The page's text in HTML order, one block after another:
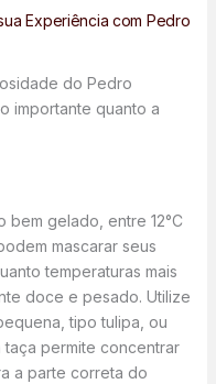
Experiência com Pedro
do Pedro
importante quanto a
gelado, entre 12°C
mascarar seus
temperaturas mais
doce e pesado. Utilize
tipo tulipa, ou
permite concentrar
a parte correta do